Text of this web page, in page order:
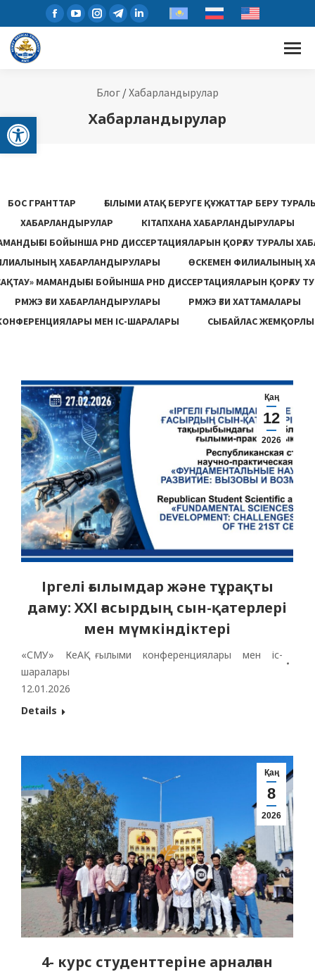
Open toolbar
Блог /Хабарландырулар
Хабарландырулар
БОС ГРАНТТАР
ҒЫЛЫМИ АТАҚ БЕРУГЕ ҚҰЖАТТАР БЕРУ
ХАБАРЛАНДЫРУЛАР
КІТАПХАНА ХАБАРЛАНДЫРУЛАРЫ
БОЙЫНША PHD ДИССЕРТАЦИЯЛАРЫН ҚОРҒАУ ТУРАЛЫ
ХАБАРЛАНДЫРУЛАРЫ
ӨСКЕМЕН ФИЛИАЛЫНЫҢ
МАМАНДЫҒЫ БОЙЫНША PHD ДИССЕРТАЦИЯЛАРЫН ҚОРҒАУ
РМЖЭ ҒЗИ ХАБАРЛАНДЫРУЛАРЫ
РМЖЭ ҒЗИ ХАТТАМАЛАРЫ
МЕН ІС-ШАРАЛАРЫ
СЫБАЙЛАС
Қаң
12
2026
Іргелі ғылымдар және тұрақты
даму: ХХІ ғасырдың сын-қатерлері
мен мүмкіндіктері
«СМУ» КеАҚ ғылыми конференциялары мен іс-
шаралары
12.01.2026
Details
Қаң
8
2026
4- курс студенттеріне арналған